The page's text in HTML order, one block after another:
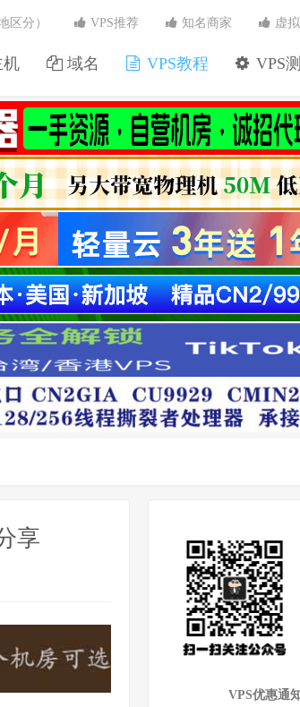
域名 VPS教程 VPS
区分） VPS推荐 知名商家 虚
享
VPS优惠通